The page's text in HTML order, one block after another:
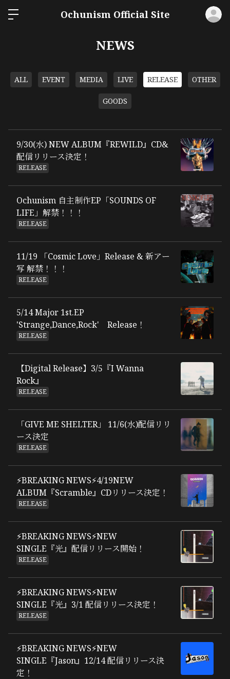
Ochunism Official Site
NEWS
ALL EVENT MEDIA LIVE RELEASE OTHER
GOODS
9/30(水) NEW ALBUM『REWILD』CD&
配信リリース決定！
RELEASE
Ochunism 自主制作EP「SOUNDS OF
LIFE」解禁！！！
RELEASE
11/19 「Cosmic Love」Release & 新アー
写 解禁！！！
RELEASE
5/14 Major 1st.EP
'Strange,Dance,Rock' Release！
RELEASE
【Digital Release】3/5『I Wanna
Rock』
RELEASE
「GIVE ME SHELTER」 11/6(水)配信リリ
ース決定
RELEASE
⚡BREAKING NEWS⚡4/19NEW
ALBUM『Scramble』CDリリース決定！
RELEASE
⚡BREAKING NEWS⚡NEW
SINGLE『光』配信リリース開始！
RELEASE
⚡BREAKING NEWS⚡NEW
SINGLE『光』3/1 配信リリース決定！
RELEASE
⚡BREAKING NEWS⚡NEW
SINGLE『Jason』12/14 配信リリース決
定！